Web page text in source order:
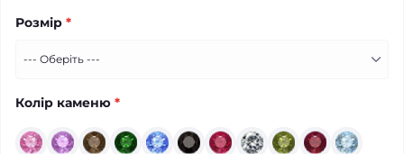
Розмір *
Колір каменю *